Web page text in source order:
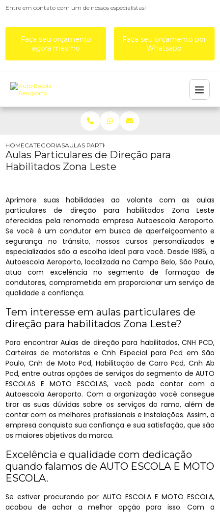
Entre em contato com um de nossos especialistas!
Faça seu orçamento
agora mesmo
Faça seu orçamento por
Whatsapp
HOMECATEGORIASAULAS PARTICULARES DE DIREÇÃO PARA
Aulas Particulares de Direção para
Habilitados Zona Leste
Aprimore suas habilidades ao volante com as aulas
particulares de direção para habilitados Zona Leste
oferecidas pela renomada empresa Autoescola Aeroporto.
Se você é um condutor em busca de aperfeiçoamento e
segurança no trânsito, nossos cursos personalizados e
especializados são a escolha ideal para você. Desde 1985, a
Autoescola Aeroporto, localizada no Campo Belo, São Paulo,
atua com excelência no segmento de formação de
condutores, comprometida em proporcionar um serviço de
qualidade e confiança.
Tem interesse em aulas particulares de
direção para habilitados Zona Leste?
Para encontrar Aulas de direção para habilitados, CNH PCD,
Carteiras de motoristas e Cnh Especial para Pcd em São
Paulo, Cnh de Moto Pcd, Habilitação de Carro Pcd, Cnh Ab
Pcd, entre outras opções de serviços do segmento de AUTO
ESCOLAS E MOTO ESCOLAS, você pode contar com a
Autoescola Aeroporto. Com a organização você consegue
tirar as suas dúvidas sobre os serviços do ramo, além de
contar com os melhores profissionais e instalações. Assim, a
empresa conquista sua confiança e sua satisfação, que são
os maiores objetivos da marca.
Excelência e qualidade com dedicação
quando falamos de AUTO ESCOLA E MOTO
ESCOLA.
Se estiver procurando por AUTO ESCOLA E MOTO ESCOLA,
acabou de achar a melhor opção para isso. Com a